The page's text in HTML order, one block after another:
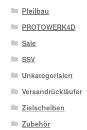
Pfeilbau
PROTOWERK4D
Sale
SSV
Unkategorisiert
Versandrückläufer
Zielscheiben
Zubehör